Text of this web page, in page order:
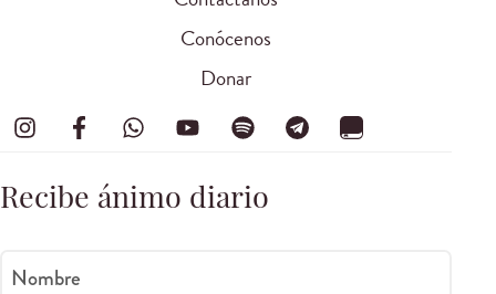
Conócenos
Donar
Recibe ánimo diario
Nombre